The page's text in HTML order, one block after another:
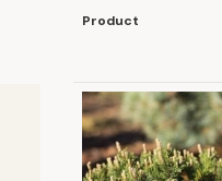
Product